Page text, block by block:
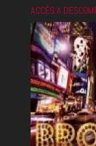
ACCÉS A